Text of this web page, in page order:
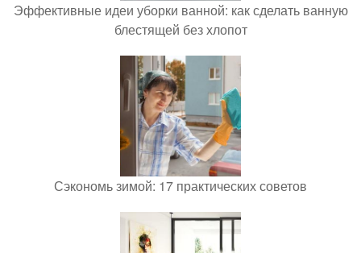
Эффективные идеи уборки ванной: как сделать ванную
блестящей без хлопот
Сэкономь зимой: 17 практических советов